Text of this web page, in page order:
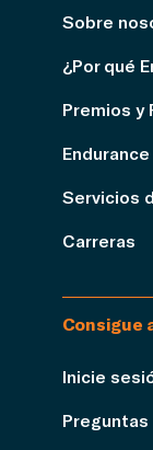
Sobre
¿Por qué
Premios y
Servicios
Carreras
Consigue
Inicie